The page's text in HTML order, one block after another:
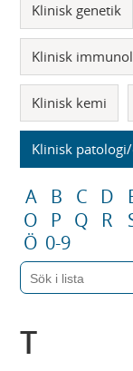
Klinisk genetik
Klinisk
Klinisk kemi
Klinisk
A B C D
O
P Q R
Ö 0-9
T